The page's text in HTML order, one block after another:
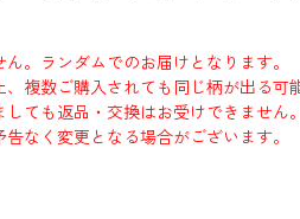
。ランダムでのお届けとなります。
複数ご購入されても同じ柄が出る可
ても返品・交換はお受けできません。
なく変更となる場合がございます。